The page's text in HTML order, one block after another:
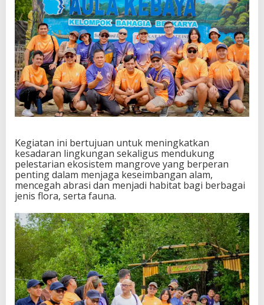
Kegiatan ini bertujuan untuk meningkatkan
kesadaran lingkungan sekaligus mendukung
pelestarian ekosistem mangrove yang berperan
penting dalam menjaga keseimbangan alam,
mencegah abrasi dan menjadi habitat bagi berbagai
jenis flora, serta fauna.